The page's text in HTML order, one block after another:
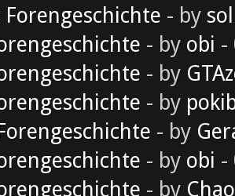
Forengeschichte - by
- by obi -
- by
- by
- by
- by obi -
- by